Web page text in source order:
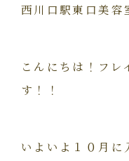
西川口駅東口美容
こんにちは！フレ
す！！
いよいよ１０月に